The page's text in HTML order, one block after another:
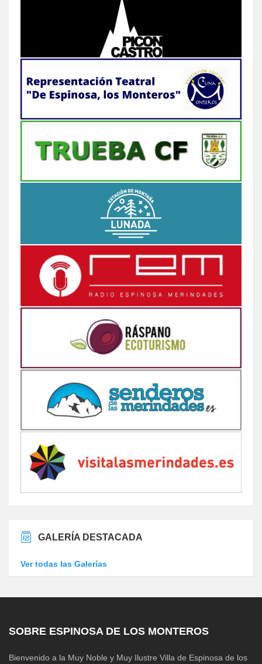
GALERÍA DESTACADA
Ver todas las Galerías
SOBRE ESPINOSA DE LOS MONTEROS
Bienvenido a la Muy Noble y Muy Ilustre Villa de Espinosa de los